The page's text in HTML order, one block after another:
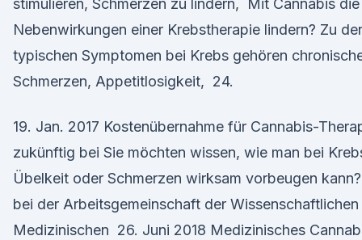
stimulieren, Schmerzen zu lindern, Mit Cannabis die
Nebenwirkungen einer Krebstherapie lindern? Zu
typischen Symptomen bei Krebs gehören
Schmerzen, Appetitlosigkeit, 24.
19. Jan. 2017 Kostenübernahme für Cannabis-
zukünftig bei Sie möchten wissen, wie man bei
Übelkeit oder Schmerzen wirksam vorbeugen kann?
bei der Arbeitsgemeinschaft der Wissenschaftlichen
Medizinischen 26. Juni 2018 Medizinisches